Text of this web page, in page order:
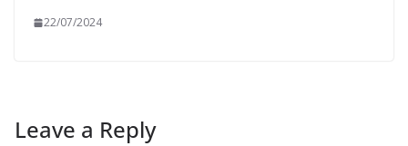
22/07/2024
Leave a Reply